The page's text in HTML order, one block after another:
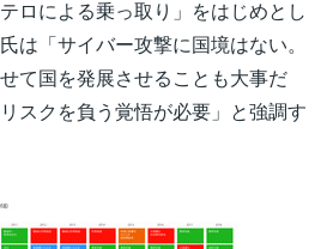
ロによる乗っ取り」をはじめとし
は「サイバー攻撃に国境はない。
て国を発展させることも大事だ
スクを負う覚悟が必要」と強調す